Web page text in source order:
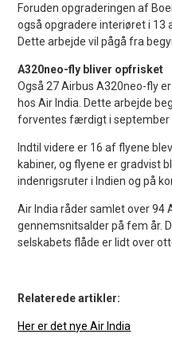
Foruden opgraderingen af
også opgradere interiøret i 13
Dette arbejde vil pågå fra
A320neo-fly bliver opfrisket
Også 27 Airbus A320neo-fly
hos Air India. Dette arbejde
forventes færdigt i september
Indtil videre er 16 af flyene
kabiner, og flyene er gradvist
indenrigsruter i Indien og på
Air India råder samlet over 94
gennemsnitsalder på fem år.
selskabets flåde er lidt over
Relaterede artikler:
Her er det nye Air India